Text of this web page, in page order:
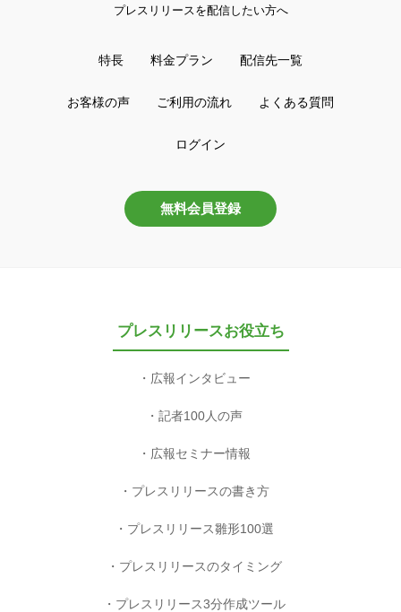
プレスリリースを配信したい方へ
特長 料金プラン 配信先一覧
お客様の声 ご利用の流れ よくある質問
ログイン
無料会員登録
プレスリリースお役立ち
広報インタビュー
記者100人の声
広報セミナー情報
プレスリリースの書き方
プレスリリース雛形100選
プレスリリースのタイミング
プレスリリース3分作成ツール